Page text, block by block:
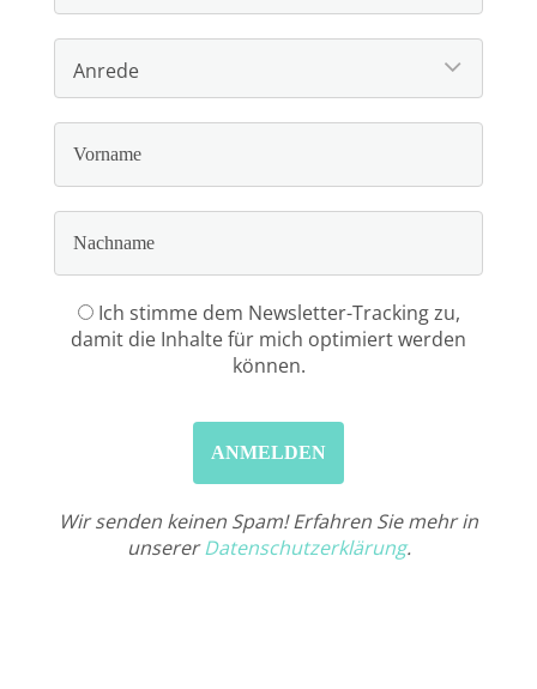
Ich stimme dem Newsletter-Tracking zu,
damit die Inhalte für mich optimiert werden
können.
Wir senden keinen Spam! Erfahren Sie mehr in
unsererDatenschutzerklärung.